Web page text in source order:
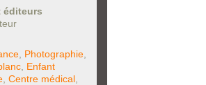
éditeurs
Photographie
Enfant
Centre médical